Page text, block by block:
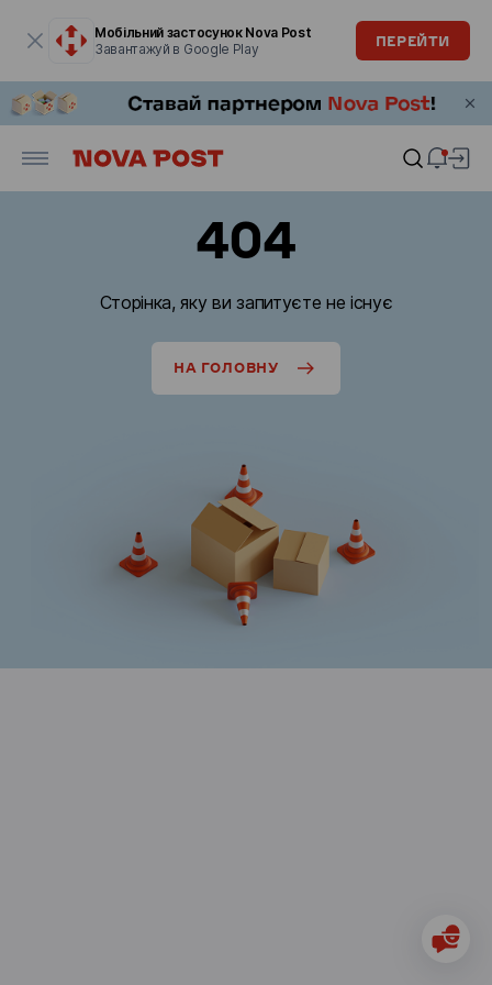
Мобільний застосунок Nova Post
Завантажуй в Google Play
ПЕРЕЙТИ
404
Сторінка, яку ви запитуєте не існує
НА ГОЛОВНУ